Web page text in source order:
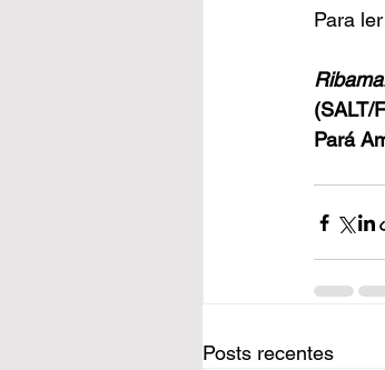
Para
(SALT/
Pará
Posts recentes